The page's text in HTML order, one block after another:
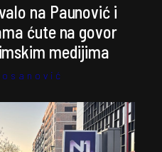
na Paunović i
ćute na govor
medijima